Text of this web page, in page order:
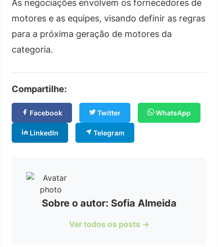
As negociações envolvem os fornecedores de
motores e as equipes, visando definir as regras
para a próxima geração de motores da
categoria.
Compartilhe:
Facebook Twitter WhatsApp
LinkedIn Telegram
Sobre o autor: Sofia Almeida
Ver todos os posts →